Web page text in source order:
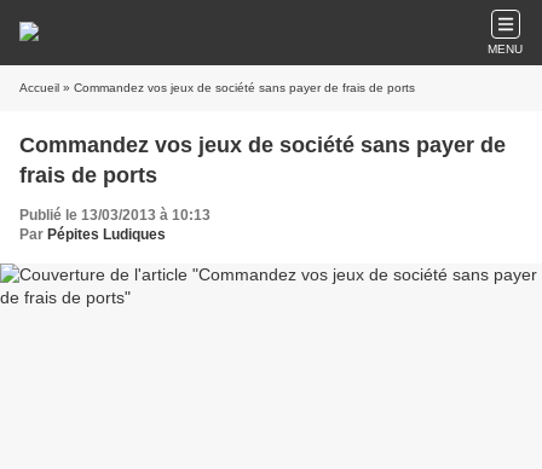
MENU
Accueil » Commandez vos jeux de société sans payer de frais de ports
Commandez vos jeux de société sans payer de
frais de ports
Publié le 13/03/2013 à 10:13
Par Pépites Ludiques